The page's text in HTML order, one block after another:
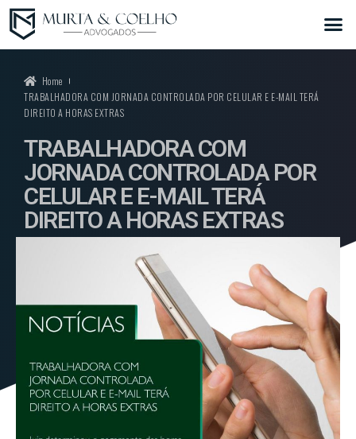
Home
TRABALHADORA COM JORNADA CONTROLADA POR CELULAR E E-MAIL TERÁ
DIREITO A HORAS EXTRAS
TRABALHADORA COM
JORNADA CONTROLADA POR
CELULAR E E-MAIL TERÁ
DIREITO A HORAS EXTRAS